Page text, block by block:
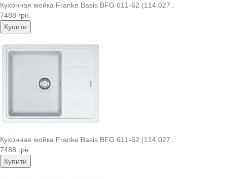
Кухонная мойка Franke Basis BFG 611-62 (114.027..
7488 грн.
Купити
Кухонная мойка Franke Basis BFG 611-62 (114.027..
7488 грн.
Купити